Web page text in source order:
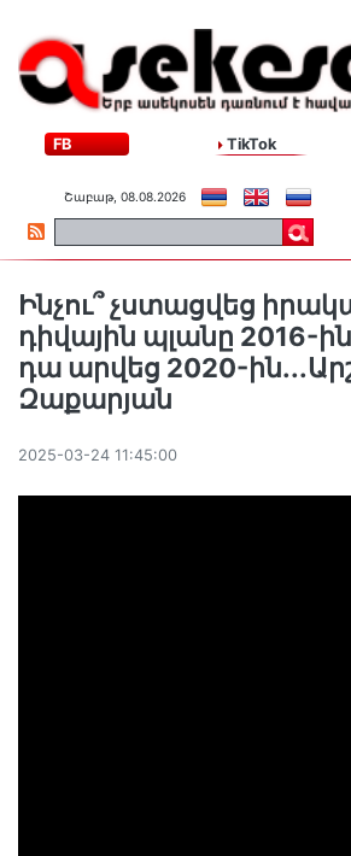
FB TikTok
Շաբաթ, 08.08.2026
Ինչու՞ չստացվեց
դիվային պլանը 2016-
դա արվեց 2020-
Զաքարյան
2025-03-24 11:45:00